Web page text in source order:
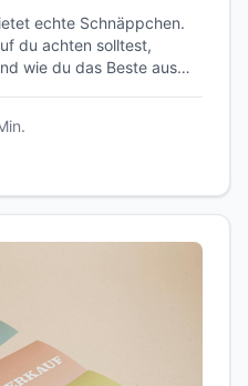
echte Schnäppchen.
du achten solltest,
wie du das Beste aus